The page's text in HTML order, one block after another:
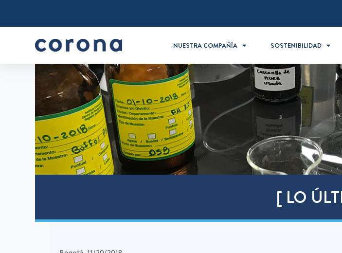
NUESTRA COMPAÑÍA SOSTENIBILIDAD
[ LO